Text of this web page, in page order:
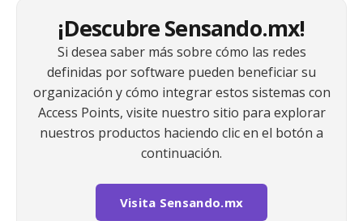
¡Descubre Sensando.mx!
Si desea saber más sobre cómo las redes
definidas por software pueden beneficiar su
organización y cómo integrar estos sistemas con
Access Points, visite nuestro sitio para explorar
nuestros productos haciendo clic en el botón a
continuación.
Visita Sensando.mx